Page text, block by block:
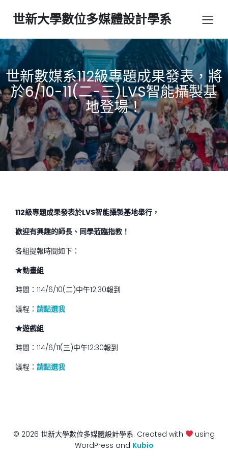
世新大學數位多媒體設計學系
世新數媒系112級專題成果發表，將
於6/10-11(二-三)LVS智能攝製基
地登場！
112級專題成果發表於LVS智能攝製基地舉行，
歡迎有興趣的師長、同學蒞臨指教！
各組提報時間如下：
★動畫組
時間：114/6/10(二)中午12:30報到
議程： 請點選我
★遊戲組
時間：114/6/11(三)中午12:30報到
議程： 請點選我
© 2026 世新大學數位多媒體設計學系. Created with
using
WordPress and Kubio